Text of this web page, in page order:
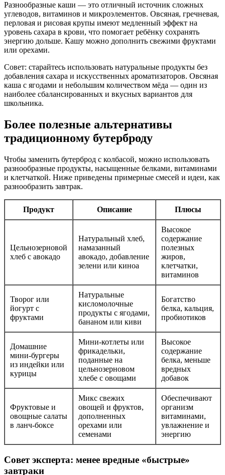
Разнообразные каши — это отличный источник сложных
углеводов, витаминов и микроэлементов. Овсяная, гречневая,
перловая и рисовая крупы имеют медленный эффект на
уровень сахара в крови, что помогает ребёнку сохранять
энергию дольше. Кашу можно дополнить свежими фруктами
или орехами.
Совет: старайтесь использовать натуральные продукты без
добавления сахара и искусственных ароматизаторов. Овсяная
каша с ягодами и небольшим количеством мёда — один из
наиболее сбалансированных и вкусных вариантов для
школьника.
Более полезные альтернативы
традиционному бутерброду
Чтобы заменить бутерброд с колбасой, можно использовать
разнообразные продукты, насыщенные белками, витаминами
и клетчаткой. Ниже приведены примерные смесей и идеи, как
разнообразить завтрак.
Продукт Описание Плюсы
Цельнозерновой
хлеб с авокадо
Натуральный хлеб,
намазанный
авокадо, добавление
зелени или киноа
Высокое
содержание
полезных
жиров,
клетчатки,
витаминов
Творог или
йогурт с
фруктами
Натуральные
кисломолочные
продукты с ягодами,
бананом или киви
Богатство
белка, кальция,
пробиотиков
Домашние
мини-бургеры
из индейки или
курицы
Мини-котлеты или
фрикадельки,
поданные на
цельнозерновом
хлебе с овощами
Высокое
содержание
белка, меньше
вредных
добавок
Фруктовые и
овощные салаты
в ланч-боксе
Микс свежих
овощей и фруктов,
дополненных
орехами или
семенами
Обеспечивают
организм
витаминами,
увлажнение и
энергию
Совет эксперта: менее вредные «быстрые»
завтраки